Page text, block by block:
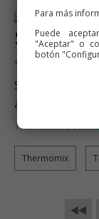
Salsa
Siempre había
al precio que
Thermomix,
Thermomix
Para más
Puede
"Aceptar" o
botón